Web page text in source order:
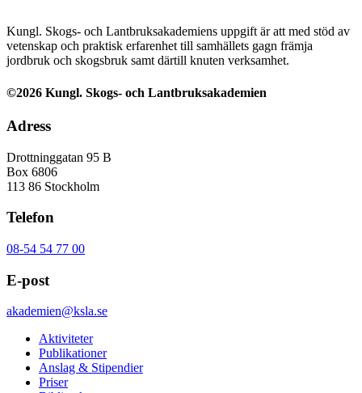
Kungl. Skogs- och Lantbruksakademiens uppgift är att med stöd av
vetenskap och praktisk erfarenhet till samhällets gagn främja
jordbruk och skogsbruk samt därtill knuten verksamhet.
©2026 Kungl. Skogs- och Lantbruksakademien
Adress
Drottninggatan 95 B
Box 6806
113 86 Stockholm
Telefon
08-54 54 77 00
E-post
akademien@ksla.se
Aktiviteter
Publikationer
Anslag & Stipendier
Priser